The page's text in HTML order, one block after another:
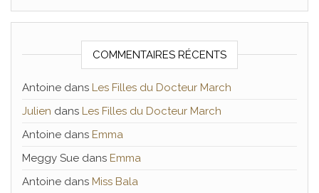
COMMENTAIRES RÉCENTS
Antoine dans Les Filles du Docteur March
Julien dans Les Filles du Docteur March
Antoine dans Emma
Meggy Sue dans Emma
Antoine dans Miss Bala